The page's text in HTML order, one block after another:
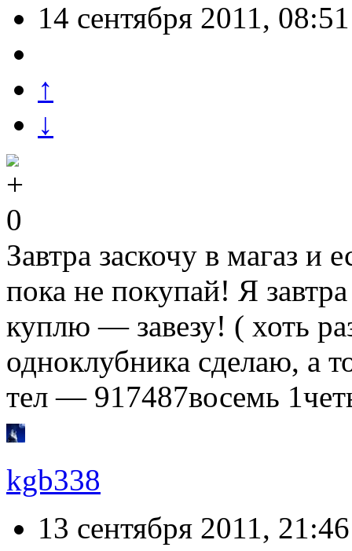
14 сентября 2011, 08:51
↑
↓
0
Завтра заскочу в магаз и
пока не покупай! Я
куплю — завезу! ( хоть
одноклубника сделаю, а
тел — 917487восемь
kgb338
13 сентября 2011, 21:46